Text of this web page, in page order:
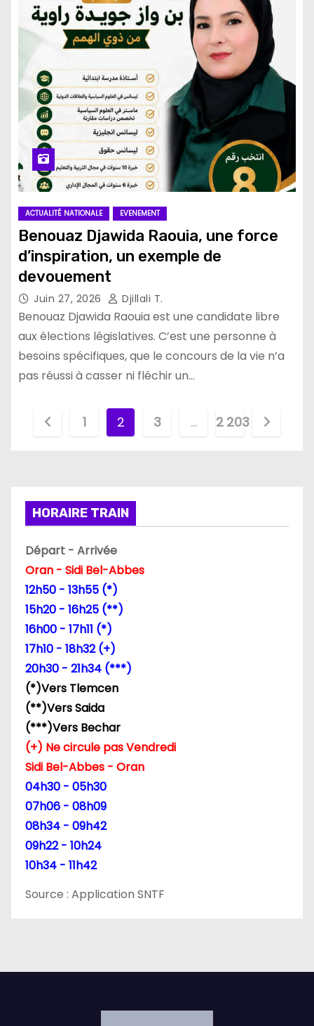
ACTUALITÉ NATIONALE EVENEMENT
Benouaz Djawida Raouia, une force
d’inspiration, un exemple de
devouement
Juin 27, 2026 Djillali T.
Benouaz Djawida Raouia est une candidate libre
aux élections législatives. C’est une personne à
besoins spécifiques, que le concours de la vie n’a
pas réussi à casser ni fléchir un…
i
n
a
t
i
o
n
d
e
s
p
u
b
l
1 2 3 … 2 203
HORAIRE TRAIN
Départ - Arrivée
Oran - Sidi Bel-Abbes
12h50 - 13h55 (*)
15h20 - 16h25 (**)
16h00 - 17h11 (*)
17h10 - 18h32 (+)
20h30 - 21h34 (***)
(*)Vers Tlemcen
(**)Vers Saida
(***)Vers Bechar
(+) Ne circule pas Vendredi
Sidi Bel-Abbes - Oran
04h30 - 05h30
07h06 - 08h09
08h34 - 09h42
09h22 - 10h24
10h34 - 11h42
Source : Application SNTF